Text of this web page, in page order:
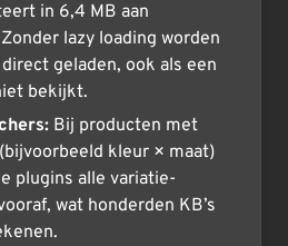
in 6,4 MB aan
lazy loading worden
geladen, ook als een
bekijkt.
Bij producten met
kleur × maat)
plugins alle variatie-
wat honderden KB’s